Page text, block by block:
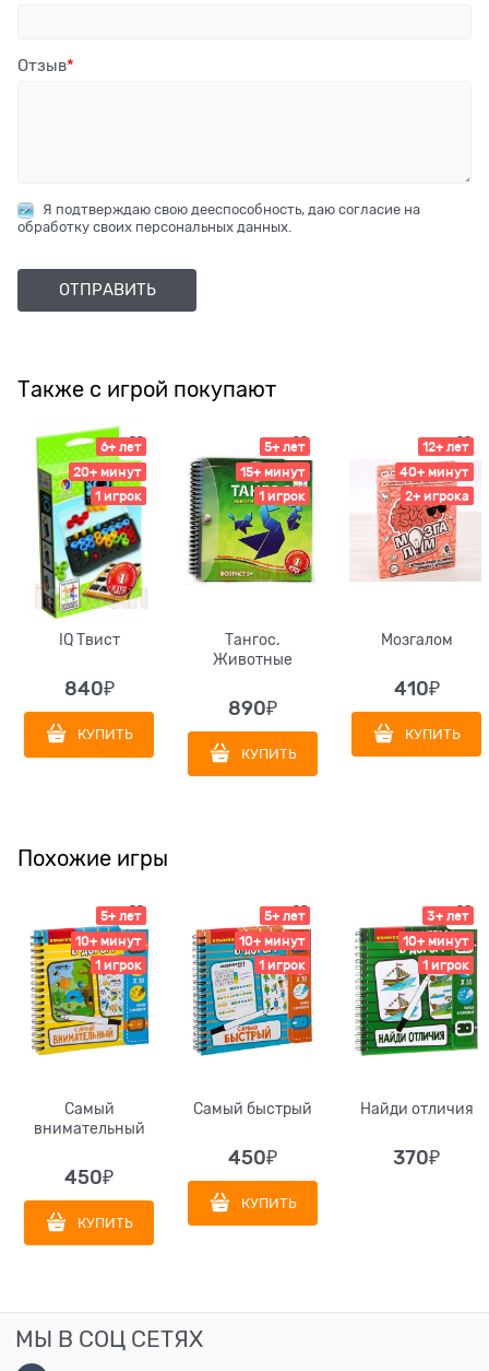
Отзыв
Я подтверждаю свою дееспособность, даю согласие на
обработку своих персональных данных.
Также с игрой покупают
6+ лет
20+ минут
1 игрок
IQ Твист
840₽
КУПИТЬ
5+ лет
15+ минут
1 игрок
Тангос.
Животные
890₽
КУПИТЬ
12+ лет
40+ минут
2+ игрока
Мозгалом
410₽
КУПИТЬ
Похожие игры
5+ лет
10+ минут
1 игрок
Самый
внимательный
450₽
КУПИТЬ
5+ лет
10+ минут
1 игрок
Самый быстрый
450₽
КУПИТЬ
3+ лет
10+ минут
1 игрок
Найди отличия
370₽
МЫ В СОЦ СЕТЯХ